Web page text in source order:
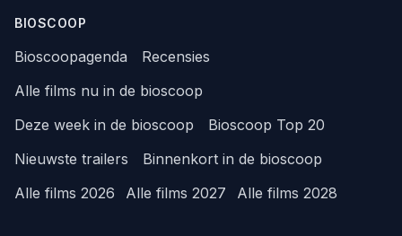
BIOSCOOP
Bioscoopagenda
Recensies
Alle films nu in de bioscoop
Deze week in de bioscoop
Bioscoop Top 20
Nieuwste trailers
Binnenkort in de bioscoop
Alle films 2026
Alle films 2027 Alle films 2028